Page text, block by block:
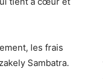
les frais
Sambatra.